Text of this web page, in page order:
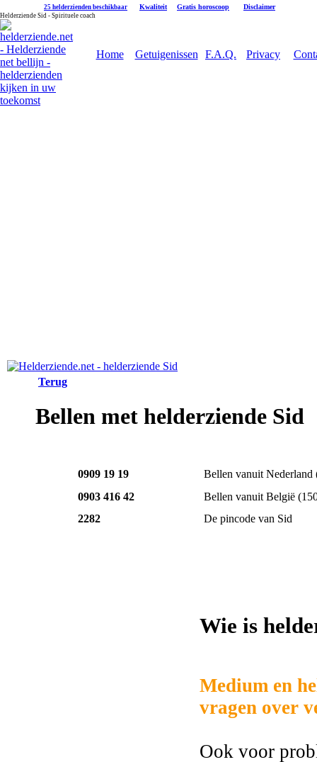
25 helderzienden beschikbaar Kwaliteit Gratis horoscoop Disclaimer
Helderziende Sid - Spirituele coach
Home Getuigenissen F.A.Q. Privacy
Terug
Bellen met helderziende Sid
0909 19 19 Bellen vanuit Nederland
0903 416 42
Bellen vanuit België
2282
De pincode van Sid
Wie is
Medium en
vragen over
Ook voor